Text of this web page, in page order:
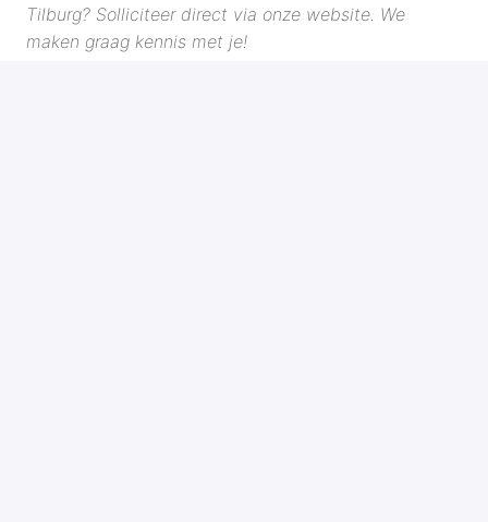
Tilburg? Solliciteer direct via onze website. We
maken graag kennis met je!